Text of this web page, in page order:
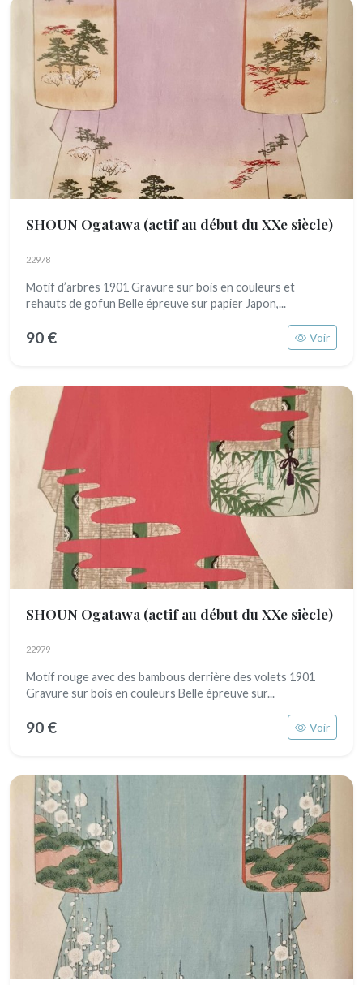
SHOUN Ogatawa (actif au début du XXe siècle)
22978
Motif d’arbres 1901 Gravure sur bois en couleurs et
rehauts de gofun Belle épreuve sur papier Japon,...
90 € Voir
SHOUN Ogatawa (actif au début du XXe siècle)
22979
Motif rouge avec des bambous derrière des volets 1901
Gravure sur bois en couleurs Belle épreuve sur...
90 € Voir